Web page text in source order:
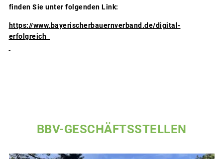
finden Sie unter folgenden Link:
https://www.bayerischerbauernverband.de/digital-
erfolgreich
BBV-GESCHÄFTSSTELLEN